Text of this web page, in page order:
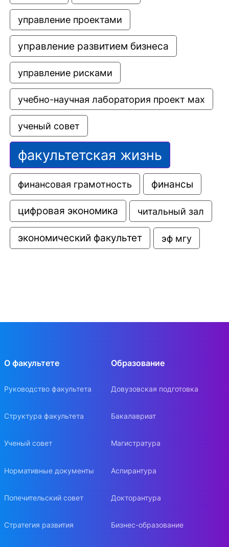
управление проектами
управление развитием бизнеса
управление рисками
учебно-научная лаборатория проект мах
ученый совет
факультетская жизнь
финансовая грамотность финансы
цифровая экономика читальный зал
экономический факультет эф мгу
О факультете
Руководство факультета
Структура факультета
Ученый совет
Нормативные документы
Попечительский совет
Стратегия развития
Образование
Довузовская подготовка
Бакалавриат
Магистратура
Аспирантура
Докторантура
Бизнес-образование